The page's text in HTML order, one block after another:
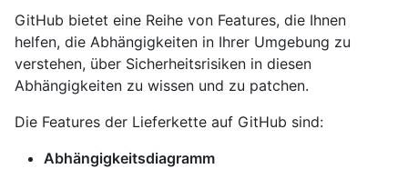
GitHub bietet eine Reihe von Features, die Ihnen
helfen, die Abhängigkeiten in Ihrer Umgebung zu
verstehen, über Sicherheitsrisiken in diesen
Abhängigkeiten zu wissen und zu patchen.
Die Features der Lieferkette auf GitHub sind:
Abhängigkeitsdiagramm